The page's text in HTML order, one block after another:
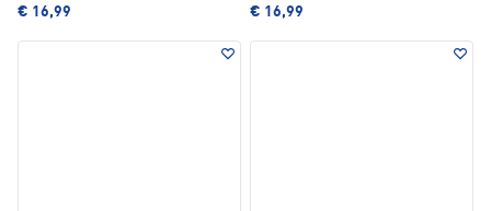
€ 16,99 € 16,99